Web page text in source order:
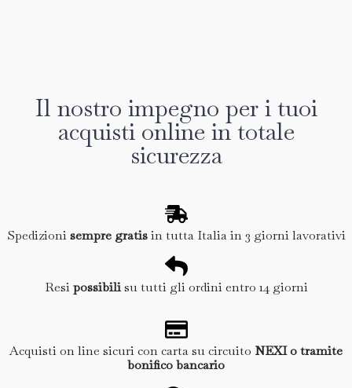
Il nostro impegno per i tuoi
acquisti online in totale
sicurezza
Spedizionisempre gratisin tutta Italia in 3 giorni lavorativi
Resipossibilisu tutti gli ordini entro 14 giorni
Acquisti on line sicuri con carta su circuito NEXI o tramite
bonifico bancario